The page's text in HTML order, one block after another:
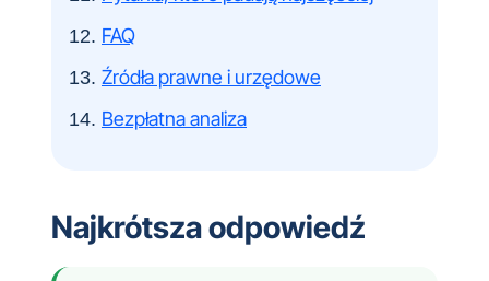
FAQ
Źródła prawne i urzędowe
Bezpłatna analiza
Najkrótsza odpowiedź